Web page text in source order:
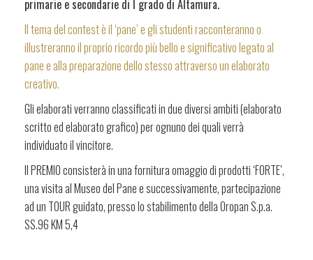
primarie e secondarie di I grado di Altamura.
Il tema del contest è il ‘pane’ e gli studenti racconteranno o
illustreranno il proprio ricordo più bello e significativo legato al
pane e alla preparazione dello stesso attraverso un elaborato
creativo.
Gli elaborati verranno classificati in due diversi ambiti (elaborato
scritto ed elaborato grafico) per ognuno dei quali verrà
individuato il vincitore.
Il PREMIO consisterà in una fornitura omaggio di prodotti ‘FORTE’,
una visita al Museo del Pane e successivamente, partecipazione
ad un TOUR guidato, presso lo stabilimento della Oropan S.p.a.
SS.96 KM 5,4